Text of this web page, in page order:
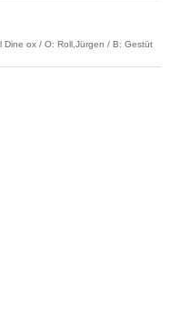
ox / O: Roll,Jürgen / B: Gestüt